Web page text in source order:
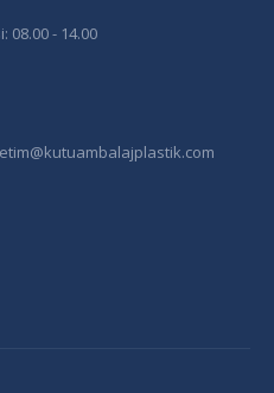
08.00 - 14.00